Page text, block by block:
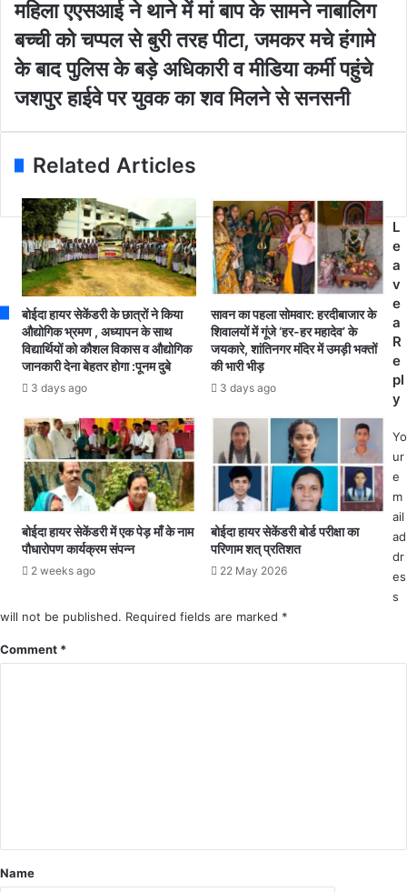
o
r
E
m
a
l
a
d
r
म
ला
ए
स
ने
था
में
मां
बा
के
सा
ना
च्ची
को
त
ह
मे
महिला एएसआई ने थाने में मां बाप के सामने नाबालिग
बच्ची को चप्पल से बुरी तरह पीटा, जमकर मचे हंगामे
के बाद पुलिस के बड़े अधिकारी व मीडिया कर्मी पहुंचे
ज
पु
हा
का
जशपुर हाईवे पर युवक का शव मिलने से सनसनी
Related Articles
बोईदा हायर सेकेंडरी के छात्रों ने किया
औद्योगिक भ्रमण , अध्यापन के साथ
विद्यार्थियों को कौशल विकास व औद्योगिक
जानकारी देना बेहतर होगा :पूनम दुबे
3 days ago
सावन का पहला सोमवार: हरदीबाजार के
शिवालयों में गूंजे ‘हर-हर महादेव’ के
जयकारे, शांतिनगर मंदिर में उमड़ी भक्तों
की भारी भीड़
3 days ago
बोईदा हायर सेकेंडरी में एक पेड़ माँ के नाम
पौधारोपण कार्यक्रम संपन्न
2 weeks ago
बोईदा हायर सेकेंडरी बोर्ड परीक्षा का
परिणाम शत् प्रतिशत
22 May 2026
L
e
a
v
e
a
R
e
pl
y
Yo
ur
e
m
ail
ad
dr
es
s
will not be published. Required fields are marked *
Comment *
Name